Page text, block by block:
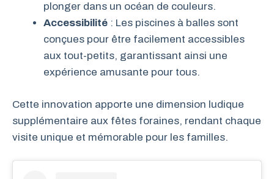
plonger dans un océan de couleurs.
Accessibilité : Les piscines à balles sont
conçues pour être facilement accessibles
aux tout-petits, garantissant ainsi une
expérience amusante pour tous.
Cette innovation apporte une dimension ludique
supplémentaire aux fêtes foraines, rendant chaque
visite unique et mémorable pour les familles.